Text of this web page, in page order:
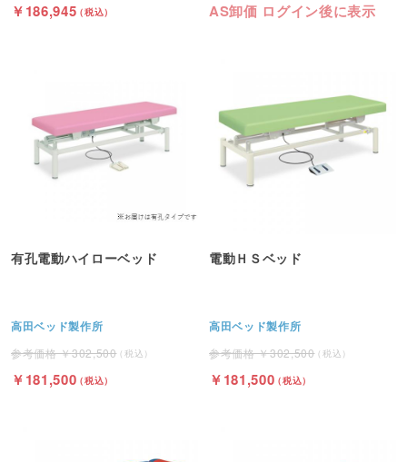
186,945 AS卸価 ログイン後に表示
有孔電動ハイローベッド
高田ベッド製作所
302,500
181,500
電動ＨＳベッド
高田ベッド製作所
302,500
181,500